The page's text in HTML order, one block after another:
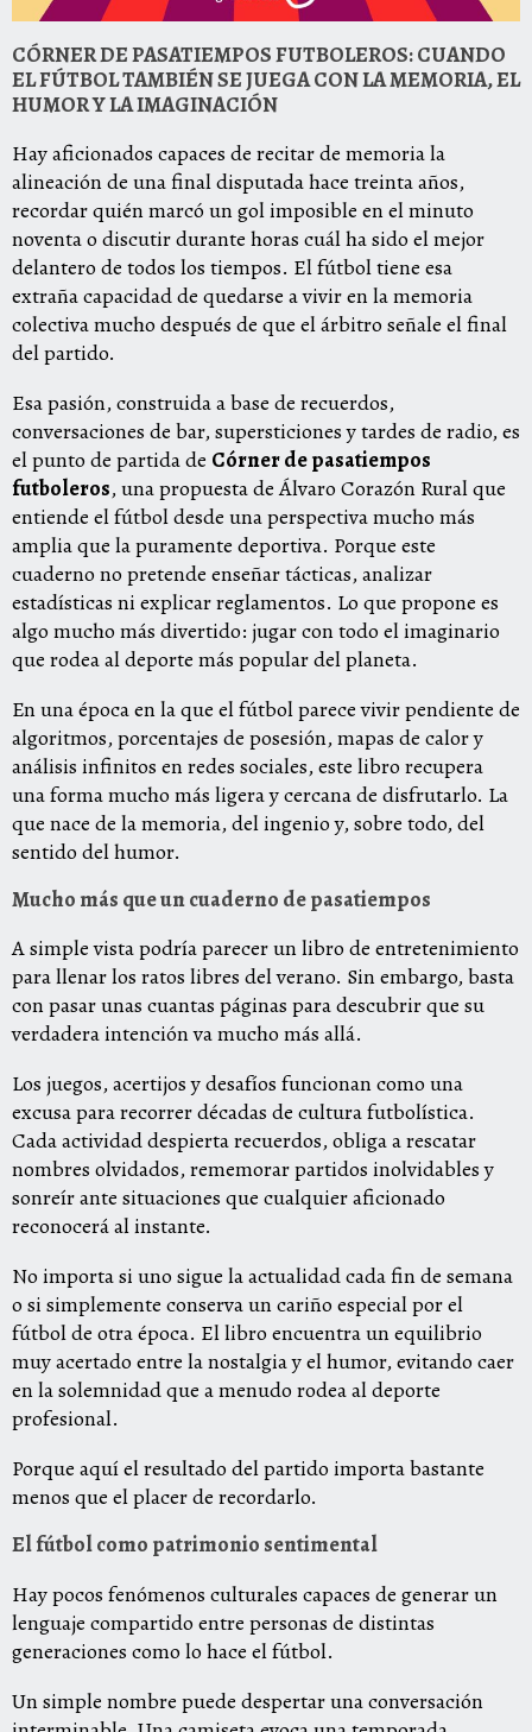
CÓRNER DE PASATIEMPOS FUTBOLEROS: CUANDO
EL FÚTBOL TAMBIÉN SE JUEGA CON LA MEMORIA, EL
HUMOR Y LA IMAGINACIÓN
Hay aficionados capaces de recitar de memoria la
alineación de una final disputada hace treinta años,
recordar quién marcó un gol imposible en el minuto
noventa o discutir durante horas cuál ha sido el mejor
delantero de todos los tiempos. El fútbol tiene esa
extraña capacidad de quedarse a vivir en la memoria
colectiva mucho después de que el árbitro señale el final
del partido.
Esa pasión, construida a base de recuerdos,
conversaciones de bar, supersticiones y tardes de radio, es
el punto de partida de Córner de pasatiempos
futboleros, una propuesta de Álvaro Corazón Rural que
entiende el fútbol desde una perspectiva mucho más
amplia que la puramente deportiva. Porque este
cuaderno no pretende enseñar tácticas, analizar
estadísticas ni explicar reglamentos. Lo que propone es
algo mucho más divertido: jugar con todo el imaginario
que rodea al deporte más popular del planeta.
En una época en la que el fútbol parece vivir pendiente de
algoritmos, porcentajes de posesión, mapas de calor y
análisis infinitos en redes sociales, este libro recupera
una forma mucho más ligera y cercana de disfrutarlo. La
que nace de la memoria, del ingenio y, sobre todo, del
sentido del humor.
Mucho más que un cuaderno de pasatiempos
A simple vista podría parecer un libro de entretenimiento
para llenar los ratos libres del verano. Sin embargo, basta
con pasar unas cuantas páginas para descubrir que su
verdadera intención va mucho más allá.
Los juegos, acertijos y desafíos funcionan como una
excusa para recorrer décadas de cultura futbolística.
Cada actividad despierta recuerdos, obliga a rescatar
nombres olvidados, rememorar partidos inolvidables y
sonreír ante situaciones que cualquier aficionado
reconocerá al instante.
No importa si uno sigue la actualidad cada fin de semana
o si simplemente conserva un cariño especial por el
fútbol de otra época. El libro encuentra un equilibrio
muy acertado entre la nostalgia y el humor, evitando caer
en la solemnidad que a menudo rodea al deporte
profesional.
Porque aquí el resultado del partido importa bastante
menos que el placer de recordarlo.
El fútbol como patrimonio sentimental
Hay pocos fenómenos culturales capaces de generar un
lenguaje compartido entre personas de distintas
generaciones como lo hace el fútbol.
Un simple nombre puede despertar una conversación